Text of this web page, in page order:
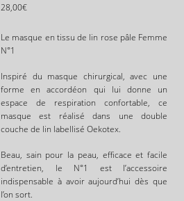
28,00€
Le masque en tissu de lin rose pâle Femme
N°1
Inspiré du masque chirurgical, avec une
forme en accordéon qui lui donne un
espace de respiration confortable, ce
masque est réalisé dans une double
couche de lin labellisé Oekotex.
Beau, sain pour la peau, efficace et facile
d’entretien, le N°1 est l’accessoire
indispensable à avoir aujourd’hui dès que
l’on sort.